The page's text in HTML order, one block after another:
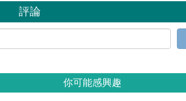
評論
你可能感興趣